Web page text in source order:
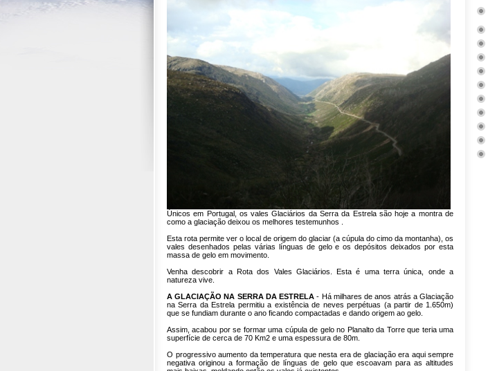
Únicos em Portugal, os vales Glaciários da Serra da Estrela são hoje a montra de
como a glaciação deixou os melhores testemunhos .
Esta rota permite ver o local de origem do glaciar (a cúpula do cimo da montanha), os
vales desenhados pelas várias línguas de gelo e os depósitos deixados por esta
massa de gelo em movimento.
Venha descobrir a Rota dos Vales Glaciários. Esta é uma terra única, onde a
natureza vive.
A GLACIAÇÃO NA SERRA DA ESTRELA - Há milhares de anos atrás a Glaciação
na Serra da Estrela permitiu a existência de neves perpétuas (a partir de 1.650m)
que se fundiam durante o ano ficando compactadas e dando origem ao gelo.
Assim, acabou por se formar uma cúpula de gelo no Planalto da Torre que teria uma
superfície de cerca de 70 Km2 e uma espessura de 80m.
O progressivo aumento da temperatura que nesta era de glaciação era aqui sempre
negativa originou a formação de línguas de gelo que escoavam para as altitudes